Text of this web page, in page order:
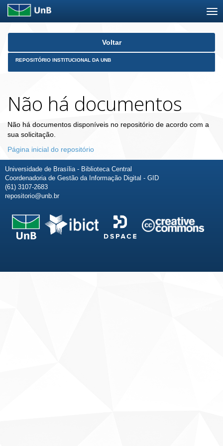
Skip
Voltar
REPOSITÓRIO INSTITUCIONAL DA UNB
Não há documentos
Não há documentos disponíveis no repositório de acordo com a
sua solicitação.
Página inicial do repositório
Universidade de Brasília - Biblioteca Central
Coordenadoria de Gestão da Informação Digital - GID
(61) 3107-2683
repositorio@unb.br